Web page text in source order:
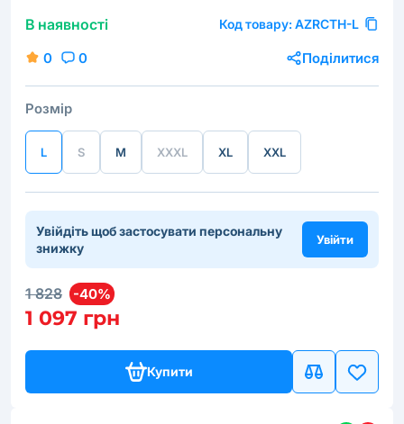
В наявності Код товару: AZRCTH-L
0 0 Поділитися
Розмір
L S M XXXL XL XXL
Увійдіть щоб застосувати персональну
знижку
Увійти
1 828 -40%
1 097 грн
Купити